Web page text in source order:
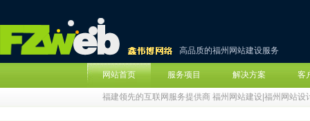
高品质的福州网站建设服务
网站首页 服务项目 解决方案 客
福建领先的互联网服务提供商 福州网站建设|福州网站设